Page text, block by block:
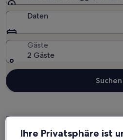
Daten
Gäste
2 Gäste
Suchen
Ihre Privatsphäre ist